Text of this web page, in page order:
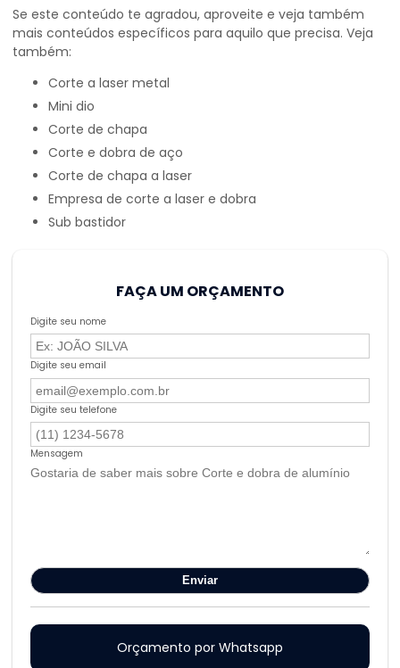
Se este conteúdo te agradou, aproveite e veja também
mais conteúdos específicos para aquilo que precisa. Veja
também:
corte a laser metal
mini dio
corte de chapa
corte e dobra de aço
corte de chapa a laser
empresa de corte a laser e dobra
sub bastidor
FAÇA UM ORÇAMENTO
Digite seu nome
Digite seu email
Digite seu telefone
Mensagem
Orçamento por Whatsapp